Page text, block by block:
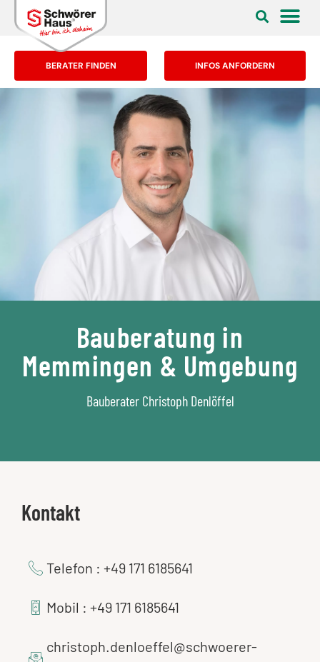
BERATER FINDEN INFOS ANFORDERN
Bauberatung in
Memmingen & Umgebung
Bauberater Christoph Denlöffel
Kontakt
Telefon : +49 171 6185641
Mobil : +49 171 6185641
christoph.denloeffel@schwoerer-